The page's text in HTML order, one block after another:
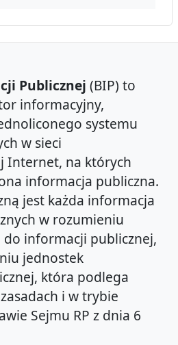
Publicznej (BIP) to
informacyjny,
systemu
w sieci
Internet, na których
informacja publiczna.
jest każda informacja
w rozumieniu
informacji publicznej,
jednostek
która podlega
i w trybie
Sejmu RP z dnia 6